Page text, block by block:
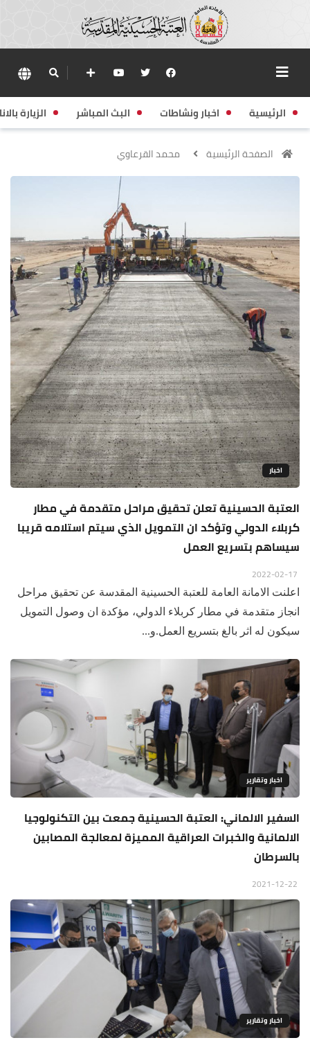
الرئيسية اخبار ونشاطات البث المباشر الزيارة
الصفحة الرئيسية محمد القرعاوي
اخبار
العتبة الحسينية تعلن تحقيق مراحل متقدمة في مطار
كربلاء الدولي وتؤكد ان التمويل الذي سيتم استلامه قريبا
سيساهم بتسريع العمل
اعلنت الامانة العامة للعتبة الحسينية المقدسة عن تحقيق مراحل
انجاز متقدمة في مطار كربلاء الدولي، مؤكدة ان وصول التمويل
سيكون له اثر بالغ بتسريع العمل.و...
اخبار وتقارير
السفير الالماني: العتبة الحسينية جمعت بين التكنولوجيا
الالمانية والخبرات العراقية المميزة لمعالجة المصابين
بالسرطان
اخبار وتقارير